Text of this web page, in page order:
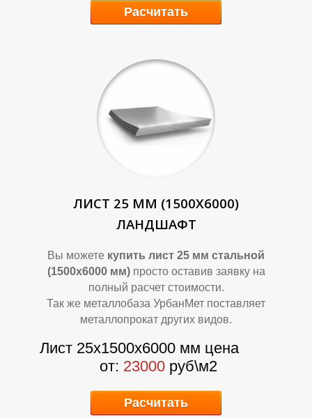
Р
Расчитать
ЛИСТ 25 ММ (1500Х6000)
ЛАНДШАФТ
Вы можете купить лист 25 мм стальной
(1500х6000 мм) просто оставив заявку на
полный расчет стоимости.
Так же металлобаза УрбанМет поставляет
металлопрокат других видов.
Лист 25х1500х6000 мм цена
от: 23000руб\м2
Расчитать
Р